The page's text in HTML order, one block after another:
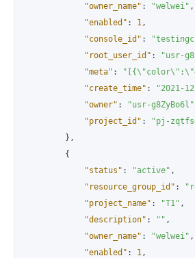
"owner_name" : "welwei" ,
"enabled" : 1 ,
"console_id" :
"root_user_id" : "usr-
"meta" :
"create_time" : "2021-
"owner" : "usr-g8ZyBo6l"
"project_id" :
"pj-
} ,
{
"status" : "active" ,
"resource_group_id" :
"project_name" : "T1" ,
"description" : "" ,
"owner_name" : "welwei" ,
"enabled" : 1 ,